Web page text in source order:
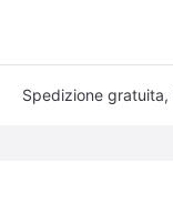
Spedizione gratuita,